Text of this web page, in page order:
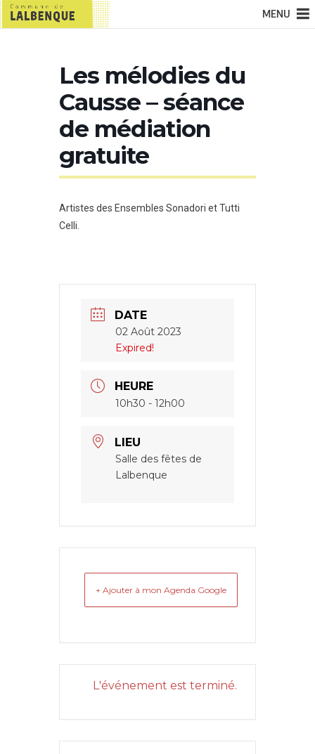
MENU
Les mélodies du
Causse – séance
de médiation
gratuite
Artistes des Ensembles Sonadori et Tutti
Celli.
DATE
02 Août 2023
Expired!
HEURE
10h30 - 12h00
LIEU
Salle des fêtes de
Lalbenque
+ Ajouter à mon Agenda Google
L'événement est terminé.